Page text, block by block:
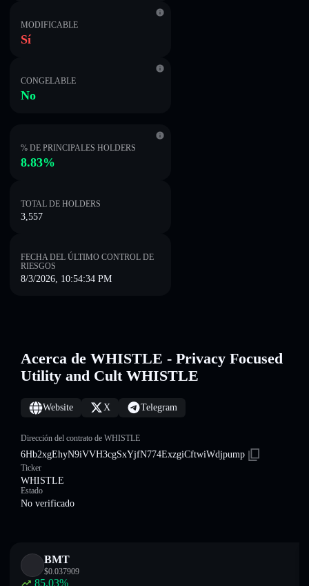
MODIFICABLE
Sí
CONGELABLE
No
% DE PRINCIPALES HOLDERS
8.83%
TOTAL DE HOLDERS
3,557
FECHA DEL ÚLTIMO CONTROL DE
RIESGOS
8/3/2026, 10:54:34 PM
Acerca de WHISTLE - Privacy Focused
Utility and Cult WHISTLE
Website X Telegram
Dirección del contrato de WHISTLE
6Hb2xgEhyN9iVVH3cgSxYjfN774ExzgiCftwiWdjpump
Ticker
WHISTLE
Estado
No verificado
BMT
$0.037909
85.03%